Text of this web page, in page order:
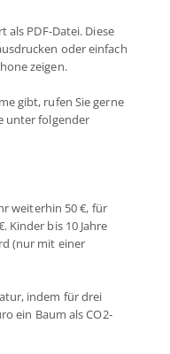
PDF-Datei. Diese
oder einfach
zeigen.
gibt, rufen Sie gerne
unter folgender
weiterhin 50 €, für
Kinder bis 10 Jahre
(nur mit einer
indem für drei
ein Baum als CO2-